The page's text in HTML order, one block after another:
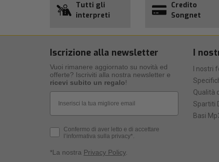
Tutti gli
interpreti
Credito
Songnet
Iscrizione alla newsletter
Vuoi rimanere aggiornato su novità ed
offerte? Iscriviti alla nostra newsletter e
ricevi subito un regalo!
Privacy Policy
Confermo di aver letto e di accettare
l’informativa sulla privacy*.
*La nostra Privacy Policy.
I
I nostri
Qualità
Spartiti
Basi